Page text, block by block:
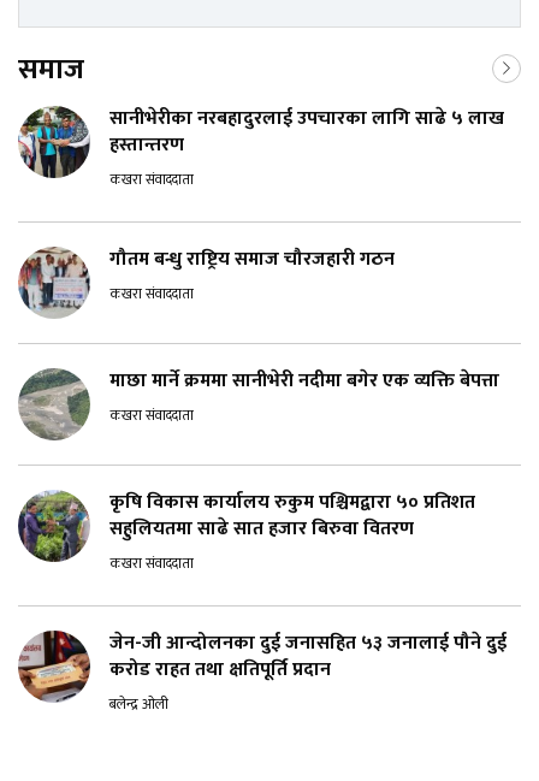
समाज
सानीभेरीका नरबहादुरलाई उपचारका लागि साढे ५ लाख
हस्तान्तरण
कखरा संवाददाता
गौतम बन्धु राष्ट्रिय समाज चौरजहारी गठन
कखरा संवाददाता
माछा मार्ने क्रममा सानीभेरी नदीमा बगेर एक व्यक्ति बेपत्ता
कखरा संवाददाता
कृषि विकास कार्यालय रुकुम पश्चिमद्वारा ५० प्रतिशत
सहुलियतमा साढे सात हजार बिरुवा वितरण
कखरा संवाददाता
जेन-जी आन्दोलनका दुई जनासहित ५३ जनालाई पौने दुई
करोड राहत तथा क्षतिपूर्ति प्रदान
बलेन्द्र ओली